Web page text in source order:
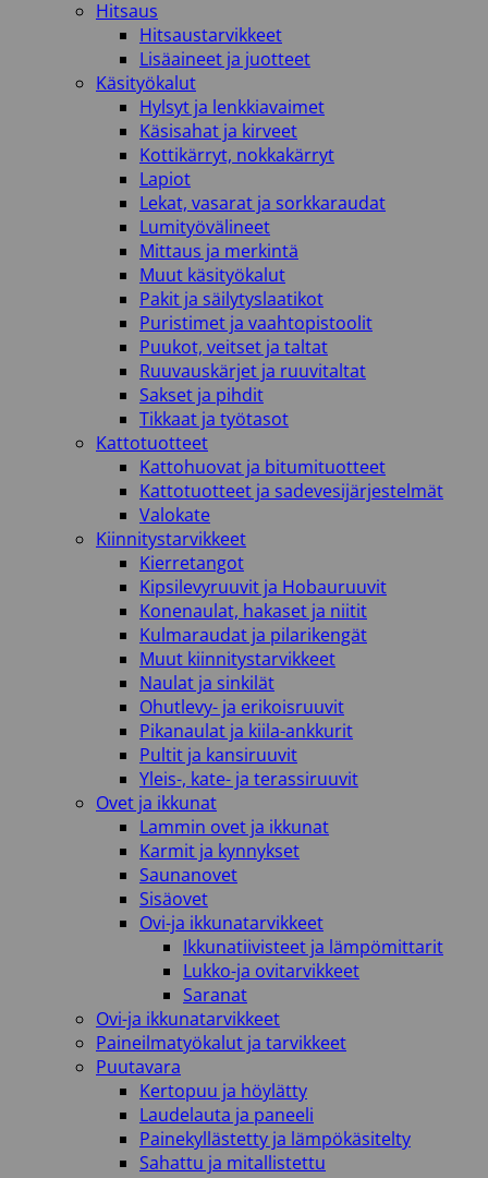
Hitsaus
Hitsaustarvikkeet
Lisäaineet ja juotteet
Käsityökalut
Hylsyt ja lenkkiavaimet
Käsisahat ja kirveet
Kottikärryt, nokkakärryt
Lapiot
Lekat, vasarat ja sorkkaraudat
Lumityövälineet
Mittaus ja merkintä
Muut käsityökalut
Pakit ja säilytyslaatikot
Puristimet ja vaahtopistoolit
Puukot, veitset ja taltat
Ruuvauskärjet ja ruuvitaltat
Sakset ja pihdit
Tikkaat ja työtasot
Kattotuotteet
Kattohuovat ja bitumituotteet
Kattotuotteet ja sadevesijärjestelmät
Valokate
Kiinnitystarvikkeet
Kierretangot
Kipsilevyruuvit ja Hobauruuvit
Konenaulat, hakaset ja niitit
Kulmaraudat ja pilarikengät
Muut kiinnitystarvikkeet
Naulat ja sinkilät
Ohutlevy- ja erikoisruuvit
Pikanaulat ja kiila-ankkurit
Pultit ja kansiruuvit
Yleis-, kate- ja terassiruuvit
Ovet ja ikkunat
Lammin ovet ja ikkunat
Karmit ja kynnykset
Saunanovet
Sisäovet
Ovi-ja ikkunatarvikkeet
Ikkunatiivisteet ja lämpömittarit
Lukko-ja ovitarvikkeet
Saranat
Ovi-ja ikkunatarvikkeet
Paineilmatyökalut ja tarvikkeet
Puutavara
Kertopuu ja höylätty
Laudelauta ja paneeli
Painekyllästetty ja lämpökäsitelty
Sahattu ja mitallistettu